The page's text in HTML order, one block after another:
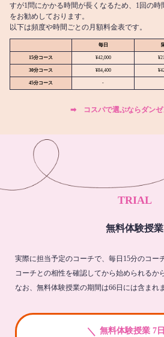
すが1問にかかる時間が長くなるため、1回の時
をお勧めしております。
以下は頻度や時間ごとの月額料金表です。
毎日
15分コース ¥42,000
30分コース ¥84,400
45分コース -
➡︎ コスパで選ぶならダンゼ
TRIAL
無料体験授業
実際に担当予定のコーチで、毎日15分のコー
コーチとの相性を確認してから始められるか
なお、無料体験授業の期間は66日には含まれ
＼ 無料体験授業 7